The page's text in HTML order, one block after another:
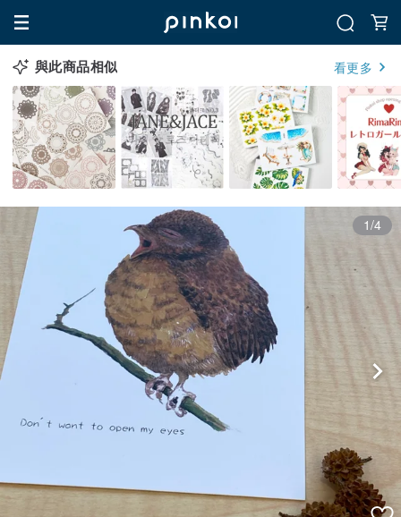
與此商品相似 看更多
1/4